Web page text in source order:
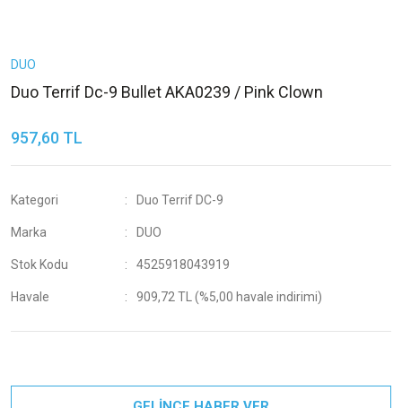
DUO
Duo Terrif Dc-9 Bullet AKA0239 / Pink Clown
957,60 TL
Kategori Duo Terrif DC-9
Marka DUO
Stok Kodu 4525918043919
Havale 909,72 TL (%5,00 havale indirimi)